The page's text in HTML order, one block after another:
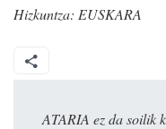
Hizkuntza: EUSKARA
ATARIA ez da soilik